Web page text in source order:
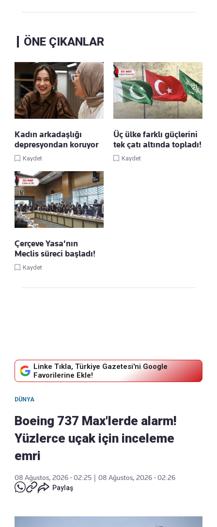
ÖNE ÇIKANLAR
Kadın arkadaşlığı
depresyondan koruyor
Kaydet
Üç ülke farklı güçlerini
tek çatı altında topladı!
Kaydet
Çerçeve Yasa'nın
Meclis süreci başladı!
Kaydet
Linke Tıkla, Türkiye Gazetesi'ni Google
Favorilerine Ekle!
DÜNYA
Boeing 737 Max'lerde alarm!
Yüzlerce uçak için inceleme
emri
08 Ağustos, 2026 - 02:25
08 Ağustos, 2026 - 02:26
Paylaş